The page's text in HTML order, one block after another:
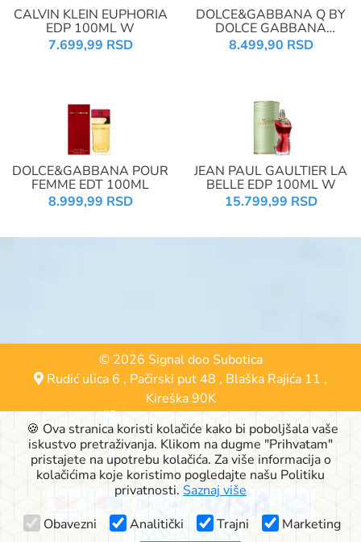
CALVIN KLEIN EUPHORIA
EDP 100ML W
7.699,99 RSD
DOLCE&GABBANA Q BY
DOLCE GABBANA
INTENSE EDP 30ML W
8.499,90 RSD
DOLCE&GABBANA POUR
FEMME EDT 100ML
8.999,99 RSD
JEAN PAUL GAULTIER LA
BELLE EDP 100ML W
15.799,99 RSD
© 2026 Signal doo Subotica
Rudić ulica 6 , Pačirski put 48 , Blaška Rajića 11 ,
Kireška 90K
24000 Subotica, Srbija
063-553-574
online@signalshop.rs
🍪 Ova stranica koristi kolačiće kako bi poboljšala vaše
iskustvo pretraživanja. Klikom na dugme "Prihvatam"
pristajete na upotrebu kolačića. Za više informacija o
kolačićima koje koristimo pogledajte našu Politiku
privatnosti. Saznaj više
Obavezni
Analitički Trajni Marketing